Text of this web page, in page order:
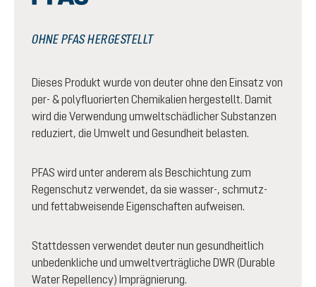
OHNE PFAS HERGESTELLT
Dieses Produkt wurde von deuter ohne den Einsatz von
per- & polyfluorierten Chemikalien hergestellt. Damit
wird die Verwendung umweltschädlicher Substanzen
reduziert, die Umwelt und Gesundheit belasten.
PFAS wird unter anderem als Beschichtung zum
Regenschutz verwendet, da sie wasser-, schmutz-
und fettabweisende Eigenschaften aufweisen.
Stattdessen verwendet deuter nun gesundheitlich
unbedenkliche und umweltverträgliche DWR (Durable
Water Repellency) Imprägnierung.